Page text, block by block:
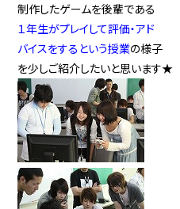
制作したゲームを後輩である
１年生がプレイして評価・アド
バイスをするという授業の様子
を少しご紹介したいと思います★